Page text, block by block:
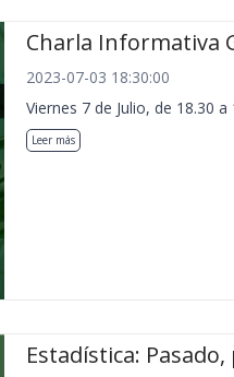
Charla Informativa
2023-07-03 18:30:00
Viernes 7 de Julio, de 18.30 a
Leer más
Estadística: